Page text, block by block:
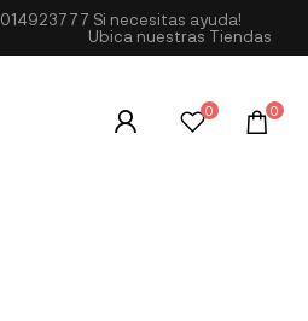
014923777 Si necesitas ayuda!
Ubica nuestras Tiendas
0 0